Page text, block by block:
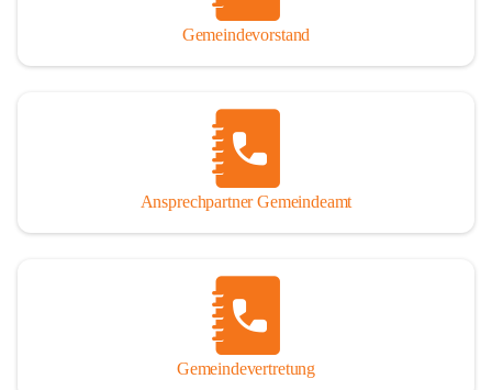
Gemeindevorstand
Ansprechpartner Gemeindeamt
Gemeindevertretung